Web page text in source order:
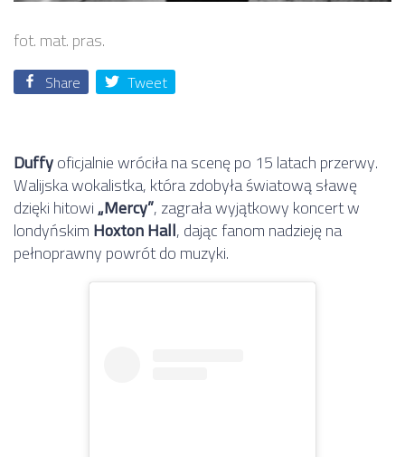
fot. mat. pras.
Share Tweet
Duffyoficjalnie wróciła na scenę po 15 latach przerwy.
Walijska wokalistka, która zdobyła światową sławę
dzięki hitowi„Mercy”, zagrała wyjątkowy koncert w
londyńskimHoxton Hall, dając fanom nadzieję na
pełnoprawny powrót do muzyki.